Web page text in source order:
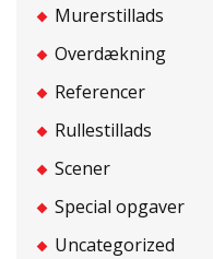
Murerstillads
Overdækning
Referencer
Rullestillads
Scener
Special opgaver
Uncategorized